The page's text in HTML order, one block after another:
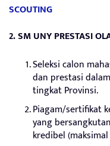
SCOUTING
2. SM UNY PRESTASI
Seleksi calon
dan prestasi
tingkat Provinsi.
Piagam/sertifikat
yang
kredibel